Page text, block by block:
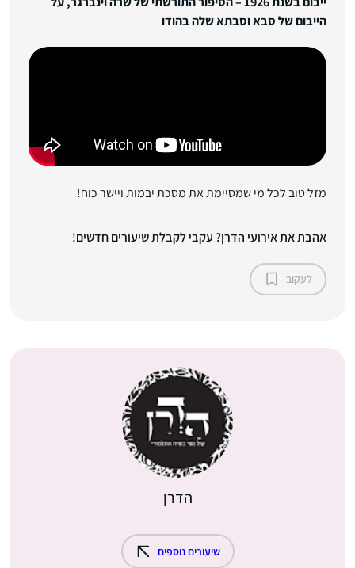
הייבום של סבא וסבתא שלה בהודו
מזל טוב לכל מי שמסיימת את מסכת יבמות ויישר כוח!
אהבת את אירועי הדרן? עקבי לקבלת שיעורים חדשים!
לעקוב
הדרן
שיעורים נוספים